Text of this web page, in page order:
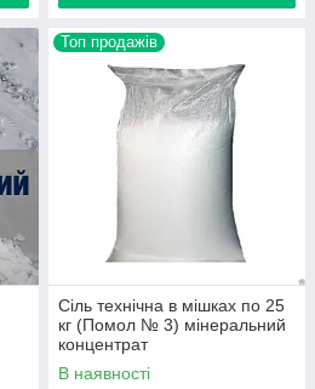
Топ продажів
Сіль технічна в мішках по 25
кг (Помол № 3) мінеральний
концентрат
В наявності